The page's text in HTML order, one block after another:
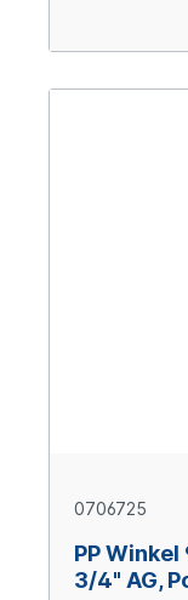
0706725
PP Winkel
3/4" AG,